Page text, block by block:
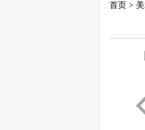
首页 >